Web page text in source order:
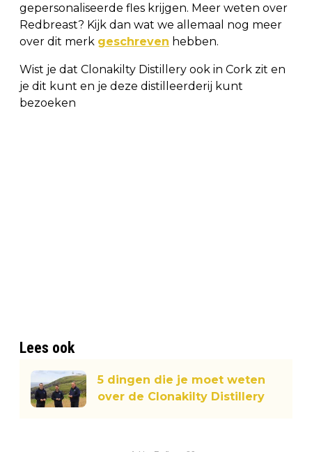
gepersonaliseerde fles krijgen. Meer weten over
Redbreast? Kijk dan wat we allemaal nog meer
over dit merk geschreven hebben.
Wist je dat Clonakilty Distillery ook in Cork zit en
je dit kunt en je deze distilleerderij kunt
bezoeken
Lees ook
5 dingen die je moet weten
over de Clonakilty Distillery